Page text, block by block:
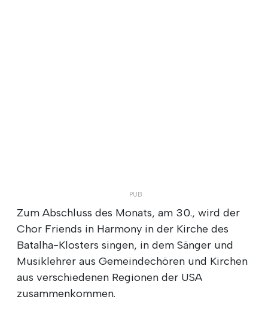
Zum Abschluss des Monats, am 30., wird der
Chor Friends in Harmony in der Kirche des
Batalha-Klosters singen, in dem Sänger und
Musiklehrer aus Gemeindechören und Kirchen
aus verschiedenen Regionen der USA
zusammenkommen.